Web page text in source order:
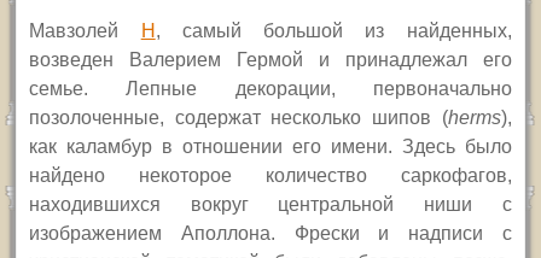
Мавзолей H , самый большой из найденных,
возведен Валерием Гермой и принадлежал его
семье. Лепные декорации, первоначально
позолоченные, содержат несколько шипов (herms),
как каламбур в отношении его имени. Здесь было
найдено некоторое количество саркофагов,
находившихся вокруг центральной ниши с
изображением Аполлона. Фрески и надписи с